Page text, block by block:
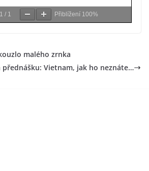
1 / 1 Přiblížení 100%
malého zrnka
přednášku: Vietnam, jak ho neznáte…